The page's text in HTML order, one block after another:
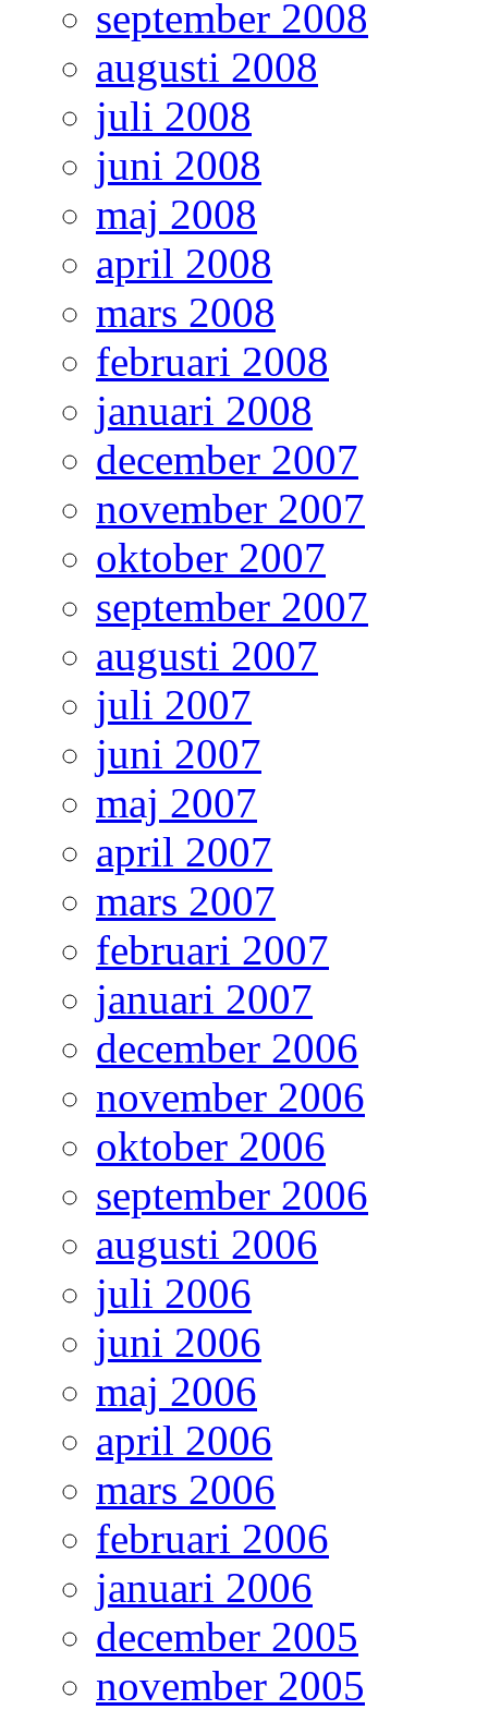
september 2008
augusti 2008
juli 2008
juni 2008
maj 2008
april 2008
mars 2008
februari 2008
januari 2008
december 2007
november 2007
oktober 2007
september 2007
augusti 2007
juli 2007
juni 2007
maj 2007
april 2007
mars 2007
februari 2007
januari 2007
december 2006
november 2006
oktober 2006
september 2006
augusti 2006
juli 2006
juni 2006
maj 2006
april 2006
mars 2006
februari 2006
januari 2006
december 2005
november 2005